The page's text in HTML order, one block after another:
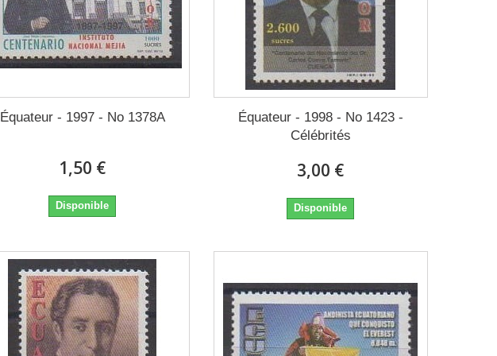
Équateur - 1997 - No 1378A
1,50 €
Disponible
Équateur - 1998 - No 1423 -
Célébrités
3,00 €
Disponible